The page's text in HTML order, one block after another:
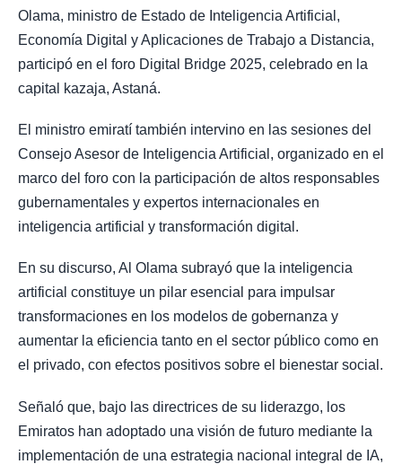
Olama, ministro de Estado de Inteligencia Artificial,
Economía Digital y Aplicaciones de Trabajo a Distancia,
participó en el foro Digital Bridge 2025, celebrado en la
capital kazaja, Astaná.
El ministro emiratí también intervino en las sesiones del
Consejo Asesor de Inteligencia Artificial, organizado en el
marco del foro con la participación de altos responsables
gubernamentales y expertos internacionales en
inteligencia artificial y transformación digital.
En su discurso, Al Olama subrayó que la inteligencia
artificial constituye un pilar esencial para impulsar
transformaciones en los modelos de gobernanza y
aumentar la eficiencia tanto en el sector público como en
el privado, con efectos positivos sobre el bienestar social.
Señaló que, bajo las directrices de su liderazgo, los
Emiratos han adoptado una visión de futuro mediante la
implementación de una estrategia nacional integral de IA,